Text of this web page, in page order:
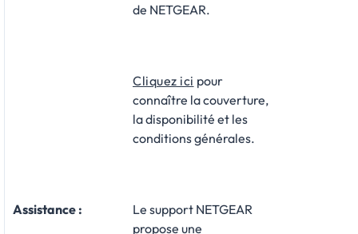
de NETGEAR.
Cliquez ici pour
connaître la couverture,
la disponibilité et les
conditions générales.
Assistance :
Le support NETGEAR
propose une